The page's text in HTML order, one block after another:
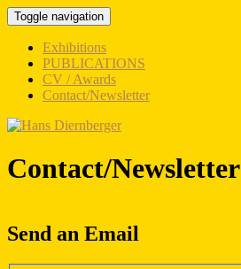
Toggle navigation
Exhibitions
PUBLICATIONS
CV / Awards
Contact/Newsletter
Contact/Newsletter
Send an Email